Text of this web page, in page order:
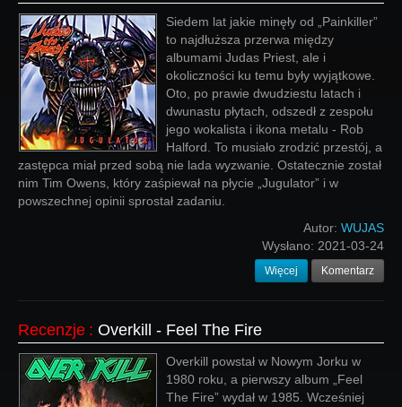
Siedem lat jakie minęły od „Painkiller”
to najdłuższa przerwa między
albumami Judas Priest, ale i
okoliczności ku temu były wyjątkowe.
Oto, po prawie dwudziestu latach i
dwunastu płytach, odszedł z zespołu
jego wokalista i ikona metalu - Rob
Halford. To musiało zrodzić przestój, a
zastępca miał przed sobą nie lada wyzwanie. Ostatecznie został
nim Tim Owens, który zaśpiewał na płycie „Jugulator” i w
powszechnej opinii sprostał zadaniu.
Autor: WUJAS
Wysłano: 2021-03-24
Więcej Komentarz
Recenzje : Overkill - Feel The Fire
Overkill powstał w Nowym Jorku w
1980 roku, a pierwszy album „Feel
The Fire” wydał w 1985. Wcześniej